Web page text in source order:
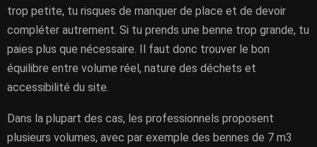
trop petite, tu risques de manquer de place et de devoir
compléter autrement. Si tu prends une benne trop grande, tu
paies plus que nécessaire. Il faut donc trouver le bon
équilibre entre volume réel, nature des déchets et
accessibilité du site.
Dans la plupart des cas, les professionnels proposent
plusieurs volumes, avec par exemple des bennes de 7 m3